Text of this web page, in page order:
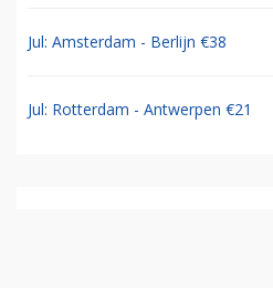
Jul: Amsterdam - Berlijn €38
Jul: Rotterdam - Antwerpen €21